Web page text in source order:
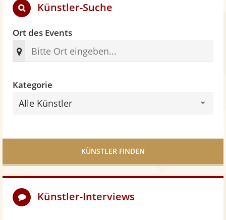
Künstler-Suche
Ort des Events
Kategorie
Alle Künstler
KÜNSTLER FINDEN
Künstler-Interviews